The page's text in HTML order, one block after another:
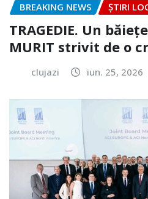
BREAKING NEWS ȘTIRI
TRAGEDIE. Un
MURIT strivit de o
clujazi iun. 25, 2026